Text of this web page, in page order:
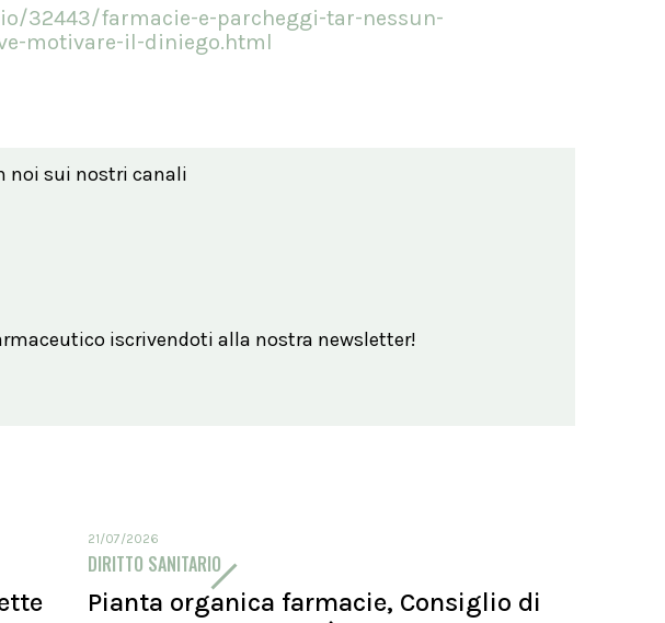
32443/farmacie-e-parcheggi-tar-nessun-
motivare-il-diniego.html
noi sui nostri canali
iscrivendoti alla nostra newsletter!
21/07/2026
DIRITTO SANITARIO
Pianta organica farmacie, Consiglio di